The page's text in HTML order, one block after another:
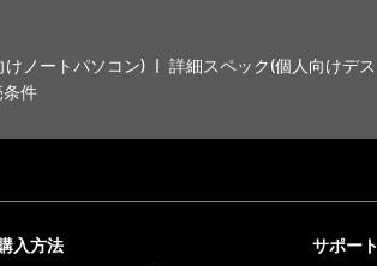
ノートパソコン) 詳細スペック(個人向けデ
条件
入方法 サポート